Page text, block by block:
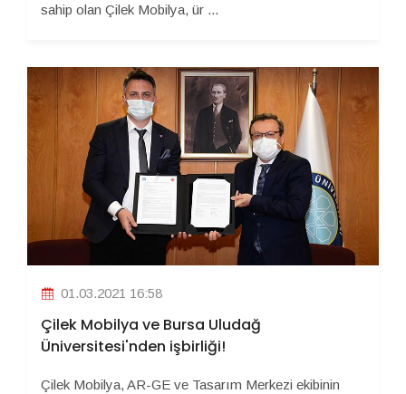
sahip olan Çilek Mobilya, ür ...
01.03.2021 16:58
Çilek Mobilya ve Bursa Uludağ
Üniversitesi'nden işbirliği!
Çilek Mobilya, AR-GE ve Tasarım Merkezi ekibinin